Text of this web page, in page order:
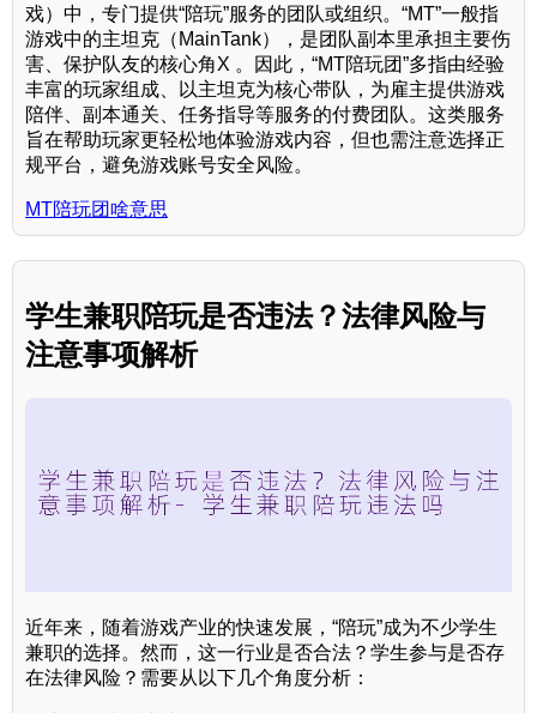
戏）中，专门提供“陪玩”服务的团队或组织。“MT”一般指
游戏中的主坦克（MainTank），是团队副本里承担主要伤
害、保护队友的核心角X 。因此，“MT陪玩团”多指由经验
丰富的玩家组成、以主坦克为核心带队，为雇主提供游戏
陪伴、副本通关、任务指导等服务的付费团队。这类服务
旨在帮助玩家更轻松地体验游戏内容，但也需注意选择正
规平台，避免游戏账号安全风险。
MT陪玩团啥意思
学生兼职陪玩是否违法？法律风险与
注意事项解析
近年来，随着游戏产业的快速发展，“陪玩”成为不少学生
兼职的选择。然而，这一行业是否合法？学生参与是否存
在法律风险？需要从以下几个角度分析：